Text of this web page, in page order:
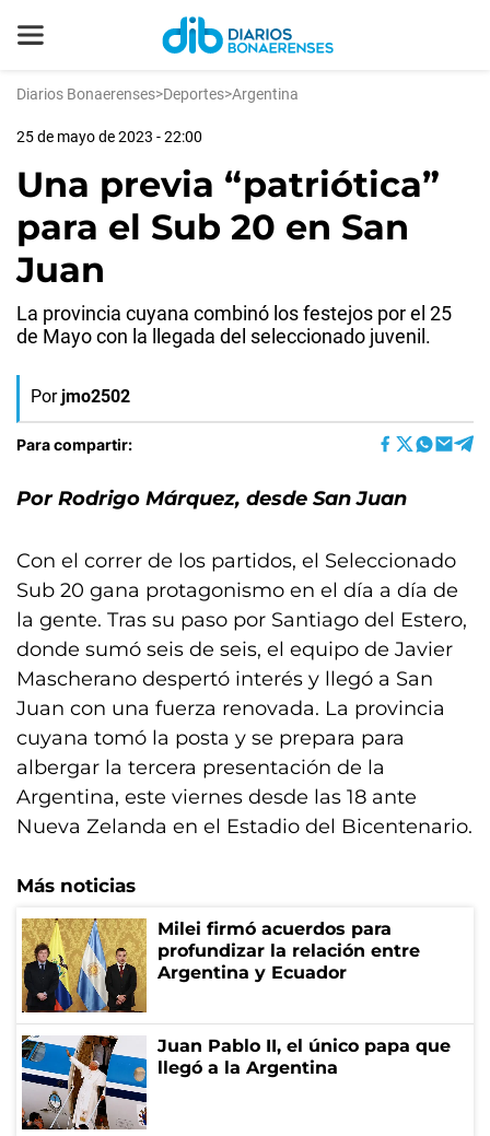
Diarios Bonaerenses>Deportes>Argentina
25 de mayo de 2023 - 22:00
Una previa “patriótica”
para el Sub 20 en San
Juan
La provincia cuyana combinó los festejos por el 25
de Mayo con la llegada del seleccionado juvenil.
Por jmo2502
Para compartir:
Por Rodrigo Márquez, desde San Juan
Con el correr de los partidos, el Seleccionado
Sub 20 gana protagonismo en el día a día de
la gente. Tras su paso por Santiago del Estero,
donde sumó seis de seis, el equipo de Javier
Mascherano despertó interés y llegó a San
Juan con una fuerza renovada. La provincia
cuyana tomó la posta y se prepara para
albergar la tercera presentación de la
Argentina, este viernes desde las 18 ante
Nueva Zelanda en el Estadio del Bicentenario.
Más noticias
Milei firmó acuerdos para
profundizar la relación entre
Argentina y Ecuador
Juan Pablo II, el único papa que
llegó a la Argentina